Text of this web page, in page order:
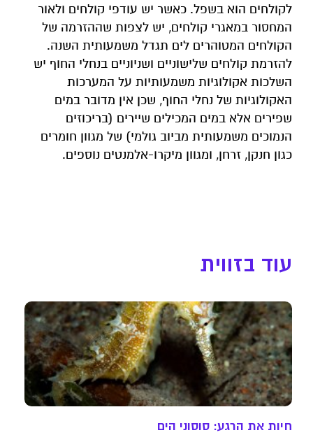
לקולחים הוא בשפל. כאשר יש עודפי קולחים ולאור
המחסור במאגרי קולחים, יש לצפות שההזרמה של
הקולחים המטוהרים לים תגדל משמעותית השנה.
להזרמת קולחים שלישוניים ושניוניים בנחלי החוף יש
השלכות אקולוגיות משמעותיות על המערכות
האקולוגיות של נחלי החוף, שכן אין מדובר במים
שפירים אלא במים המכילים שיירים (בריכוזים
הנמוכים משמעותית מביוב גולמי) של מגוון חומרים
כגון חנקן, זרחן, ומגוון מיקרו-אלמנטים נוספים.
עוד בזווית
חיות את הרגע: סוסוני הים